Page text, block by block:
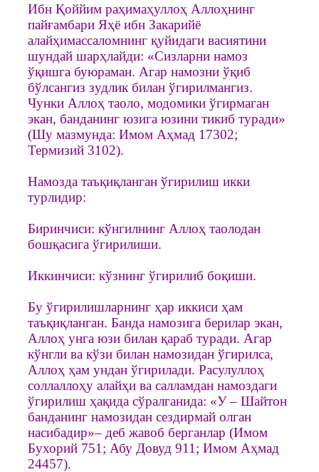
Ибн Қоййим раҳимаҳуллоҳ Аллоҳнинг
пайғамбари Яҳё ибн Закарийё
алайҳимассаломнинг қуйидаги васиятини
шундай шарҳлайди: «Сизларни намоз
ўқишга буюраман. Агар намозни ўқиб
бўлсангиз зудлик билан ўгирилмангиз.
Чунки Аллоҳ таоло, модомики ўгирмаган
экан, банданинг юзига юзини тикиб туради»
(Шу мазмунда: Имом Аҳмад 17302;
Термизий 3102).
Намозда таъқиқланган ўгирилиш икки
турлидир:
Биринчиси: кўнгилнинг Аллоҳ таолодан
бошқасига ўгирилиши.
Иккинчиси: кўзнинг ўгирилиб боқиши.
Бу ўгирилишларнинг ҳар иккиси ҳам
таъқиқланган. Банда намозига берилар экан,
Аллоҳ унга юзи билан қараб туради. Агар
кўнгли ва кўзи билан намозидан ўгирилса,
Аллоҳ ҳам ундан ўгирилади. Расулуллоҳ
соллаллоҳу алайҳи ва салламдан намоздаги
ўгирилиш ҳақида сўралганида: «У – Шайтон
банданинг намозидан сездирмай олган
насибадир»– деб жавоб берганлар (Имом
Бухорий 751; Абу Довуд 911; Имом Аҳмад
24457).